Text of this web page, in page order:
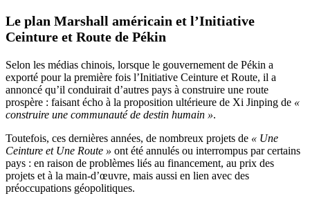
Le plan Marshall américain et l’Initiative
Ceinture et Route de Pékin
Selon les médias chinois, lorsque le gouvernement de Pékin a
exporté pour la première fois l’Initiative Ceinture et Route, il a
annoncé qu’il conduirait d’autres pays à construire une route
prospère : faisant écho à la proposition ultérieure de Xi Jinping de «
construire une communauté de destin humain ».
Toutefois, ces dernières années, de nombreux projets de « Une
Ceinture et Une Route » ont été annulés ou interrompus par certains
pays : en raison de problèmes liés au financement, au prix des
projets et à la main-d’œuvre, mais aussi en lien avec des
préoccupations géopolitiques.